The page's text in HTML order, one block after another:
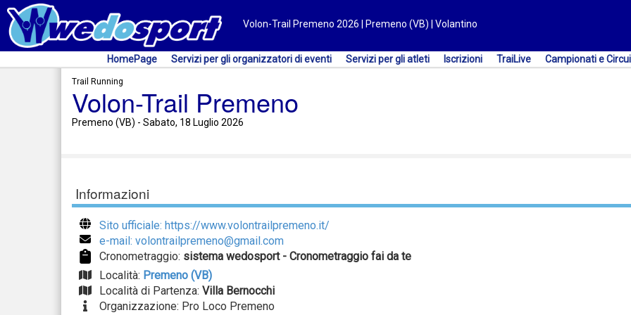
Volon-Trail Premeno 2026 | Premeno (VB) | Volantino
HomePage Servizi per gli organizzatori di eventi Servizi per gli atleti Iscrizioni TraiLive Campionati e
Trail Running
Volon-Trail Premeno
Premeno (VB) - Sabato, 18 Luglio 2026
Informazioni
Sito ufficiale: https://www.volontrailpremeno.it/
e-mail: volontrailpremeno@gmail.com
Cronometraggio: sistema wedosport - Cronometraggio fai da te
Località: Premeno (VB)
Località di Partenza: Villa Bernocchi
Organizzazione: Pro Loco Premeno